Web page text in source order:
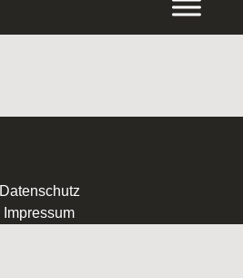
Datenschutz
Impressum